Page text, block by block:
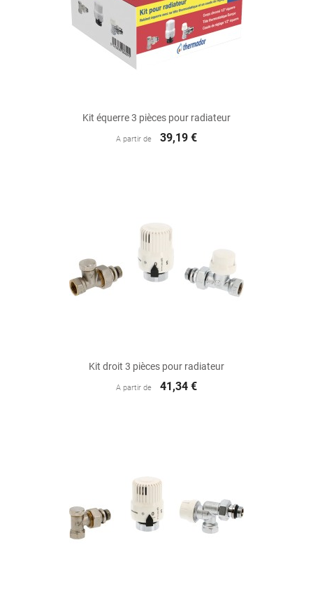
Kit équerre 3 pièces pour radiateur
A partir de 39,19 €
Kit droit 3 pièces pour radiateur
A partir de 41,34 €